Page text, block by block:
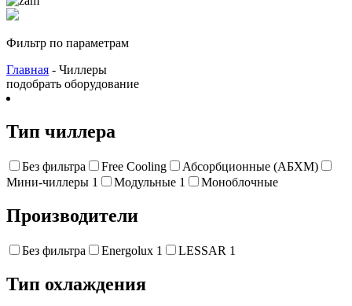
Фильтр по параметрам
Главная - Чиллеры
подобрать оборудование
Тип чиллера
Без фильтра Free Cooling
Абсорбционные (АБХМ)
Мини-чиллеры 1 Модульные 1 Моноблочные
Производители
Без фильтра Energolux 1 LESSAR 1
Тип охлаждения